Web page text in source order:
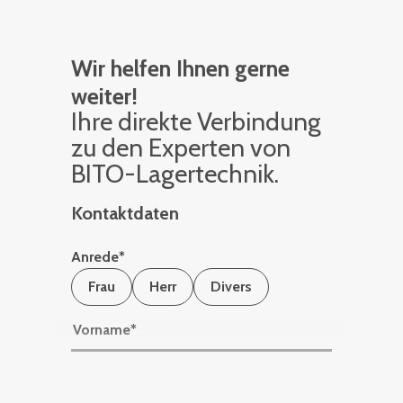
Wir helfen Ihnen gerne
weiter!
Ihre di­rek­te Ver­bin­dung
zu den Ex­per­ten von
BITO-La­ger­tech­nik.
Kontaktdaten
Anrede*
Frau
Herr Divers
Vorname*